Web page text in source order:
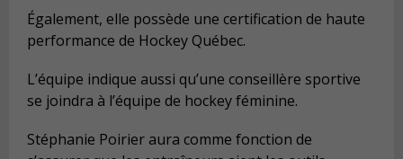
Également, elle possède une certification de haute
performance de Hockey Québec.
L’équipe indique aussi qu’une conseillère sportive
se joindra à l’équipe de hockey féminine.
Stéphanie Poirier aura comme fonction de